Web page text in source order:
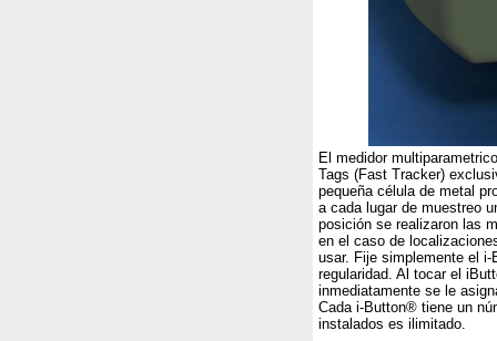
El medidor
Tags (Fast Tracker)
pequeña célula de metal
a cada lugar de muestreo
posición se realizaron las
en el caso de
usar. Fije simplemente el
regularidad. Al tocar el
inmediatamente se le
Cada i-Button® tiene un
instalados es ilimitado.